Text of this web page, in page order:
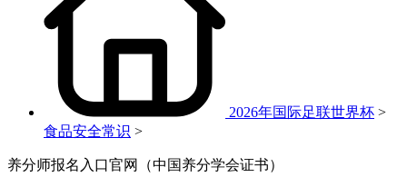
2026年国际足联世界杯 >
食品安全常识 >
养分师报名入口官网（中国养分学会证书）